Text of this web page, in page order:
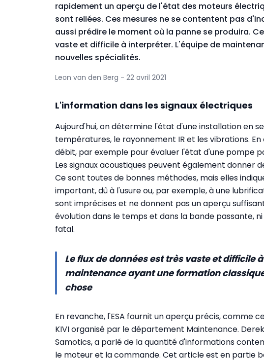
rapidement un aperçu de l'état des moteurs
sont reliées. Ces mesures ne se contentent pas
aussi prédire le moment où la panne se produira.
vaste et difficile à interpréter. L'équipe de
nouvelles spécialités.
Leon van den Berg - 22 avril 2021
L'information dans les signaux électriques
Aujourd'hui, on détermine l'état d'une installation en
températures, le rayonnement IR et les vibrations.
débit, par exemple pour évaluer l'état d'une pompe
Les signaux acoustiques peuvent également donner
Ce sont toutes de bonnes méthodes, mais elles
important, dû à l'usure ou, par exemple, à une
sont imprécises et ne donnent pas un aperçu
évolution dans le temps et dans la bande passante,
fatal.
Le flux de données est très vaste et difficile
maintenance ayant une formation
chose
En revanche, l'ESA fournit un aperçu précis, comme
KIVI organisé par le département Maintenance.
Samotics, a parlé de la quantité d'informations
le moteur et la commande. Cet article est en partie